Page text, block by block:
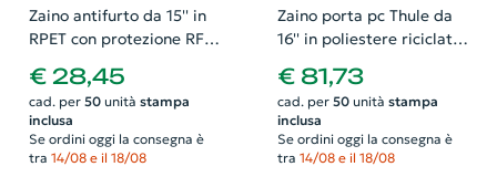
Zaino antifurto da 15'' in
RPET con protezione RFID
€ 28,45
cad. per 50unità stampa
inclusa
Se ordini oggi la consegna è
tra 14/08 e il 18/08
Zaino porta pc Thule da
16'' in poliestere riciclato
imbottita
€ 81,73
cad. per 50unità stampa
inclusa
Se ordini oggi la consegna è
tra 14/08 e il 18/08